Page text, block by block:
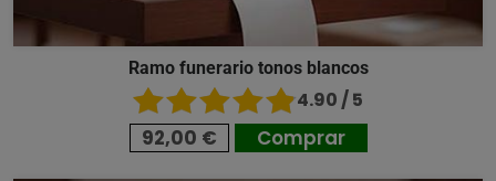
Ramo funerario tonos blancos
4.90 / 5
92,00 € Comprar